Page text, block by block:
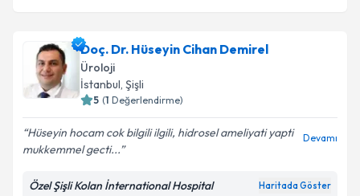
Doç. Dr. Hüseyin Cihan Demirel
Üroloji
İstanbul, Şişli
5 (1 Değerlendirme)
Hüseyin hocam cok bilgili ilgili, hidrosel ameliyati yapti
mukkemmel gecti...
Devamı
Özel Şişli Kolan İnternational Hospital Haritada Göster